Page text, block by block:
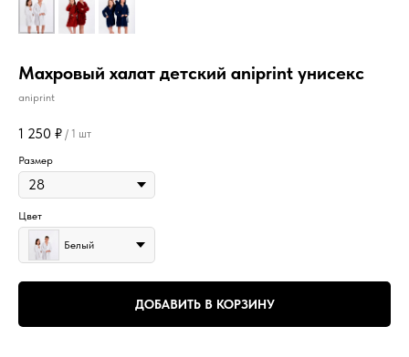
Махровый халат детский aniprint унисекс
aniprint
1 250 ₽ / 1 шт
Размер
Цвет
Белый
ДОБАВИТЬ В КОРЗИНУ